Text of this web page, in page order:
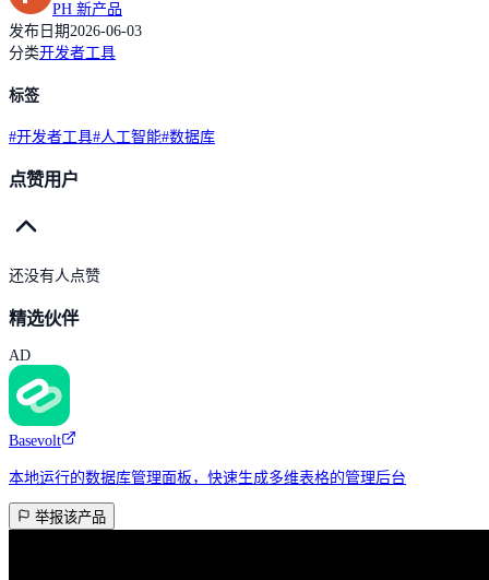
PH 新产品
发布日期2026-06-03
分类开发者工具
标签
#开发者工具#人工智能#数据库
点赞用户
还没有人点赞
精选伙伴
AD
Basevolt
本地运行的数据库管理面板，快速生成多维表格的管理后台
举报该产品